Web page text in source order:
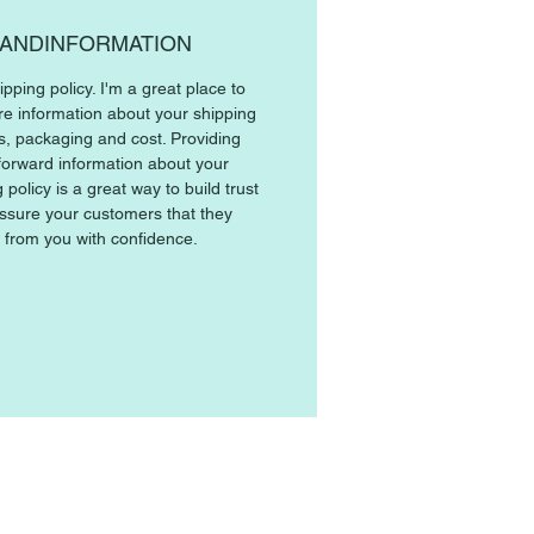
policy. I'm a great place to
information about your shipping
packaging and cost. Providing
information about your
policy is a great way to build trust
your customers that they
you with confidence.